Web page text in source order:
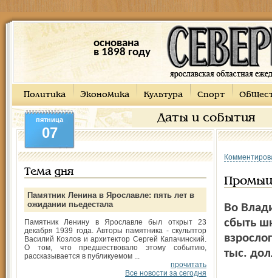
основана
в 1898 году
Политика Экономика Культура Спорт
Даты и события
пятница
07
Тема дня
Памятник Ленина в Ярославле: пять лет в
ожидании пьедестала
Памятник Ленину в Ярославле был открыт 23
декабря 1939 года. Авторы памятника - скульптор
Василий Козлов и архитектор Сергей Капачинский.
О том, что предшествовало этому событию,
рассказывается в публикуемом ...
прочитать
Все новости за сегодня
Во
сбыть
тыс.